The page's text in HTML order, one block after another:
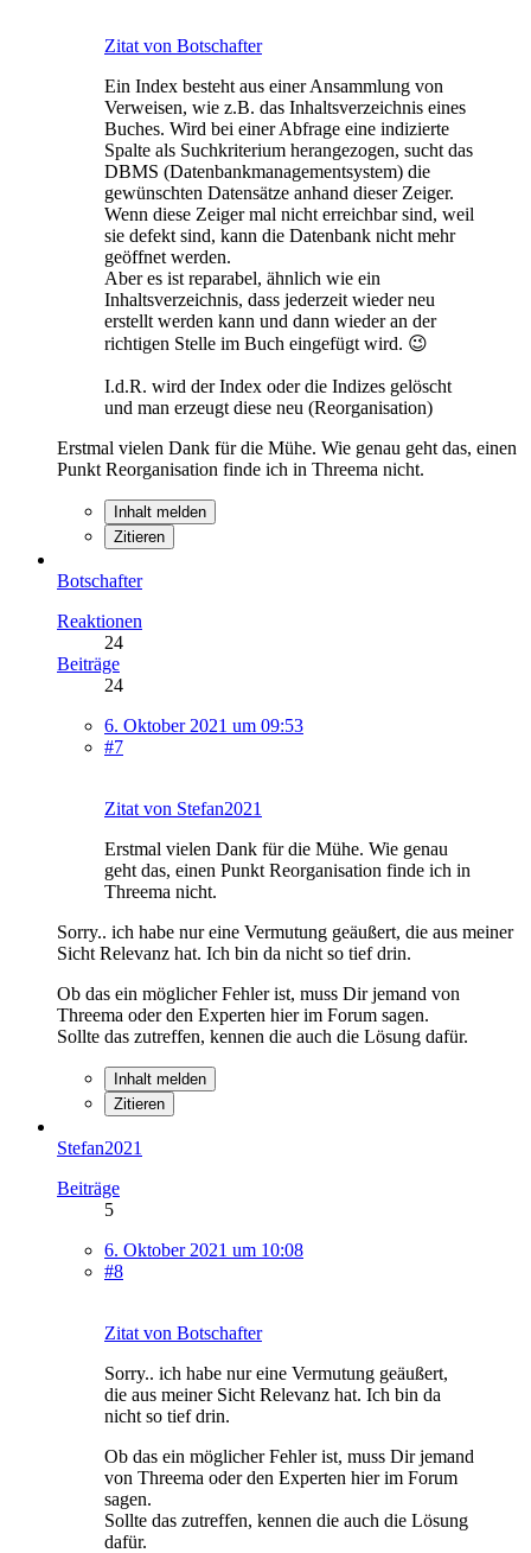
Zitat von Botschafter
Ein Index besteht aus einer Ansammlung von
Verweisen, wie z.B. das Inhaltsverzeichnis eines
Buches. Wird bei einer Abfrage eine indizierte
Spalte als Suchkriterium herangezogen, sucht das
DBMS (Datenbankmanagementsystem) die
gewünschten Datensätze anhand dieser Zeiger.
Wenn diese Zeiger mal nicht erreichbar sind, weil
sie defekt sind, kann die Datenbank nicht mehr
geöffnet werden.
Aber es ist reparabel, ähnlich wie ein
Inhaltsverzeichnis, dass jederzeit wieder neu
erstellt werden kann und dann wieder an der
richtigen Stelle im Buch eingefügt wird. 😉
I.d.R. wird der Index oder die Indizes gelöscht
und man erzeugt diese neu (Reorganisation)
Erstmal vielen Dank für die Mühe. Wie genau geht das, einen
Punkt Reorganisation finde ich in Threema nicht.
Inhalt melden
Zitieren
Botschafter
Reaktionen
24
Beiträge
24
6. Oktober 2021 um 09:53
#7
Zitat von Stefan2021
Erstmal vielen Dank für die Mühe. Wie genau
geht das, einen Punkt Reorganisation finde ich in
Threema nicht.
Sorry.. ich habe nur eine Vermutung geäußert, die aus meiner
Sicht Relevanz hat. Ich bin da nicht so tief drin.
Ob das ein möglicher Fehler ist, muss Dir jemand von
Threema oder den Experten hier im Forum sagen.
Sollte das zutreffen, kennen die auch die Lösung dafür.
Inhalt melden
Zitieren
Stefan2021
Beiträge
5
6. Oktober 2021 um 10:08
#8
Zitat von Botschafter
Sorry.. ich habe nur eine Vermutung geäußert,
die aus meiner Sicht Relevanz hat. Ich bin da
nicht so tief drin.
Ob das ein möglicher Fehler ist, muss Dir jemand
von Threema oder den Experten hier im Forum
sagen.
Sollte das zutreffen, kennen die auch die Lösung
dafür.